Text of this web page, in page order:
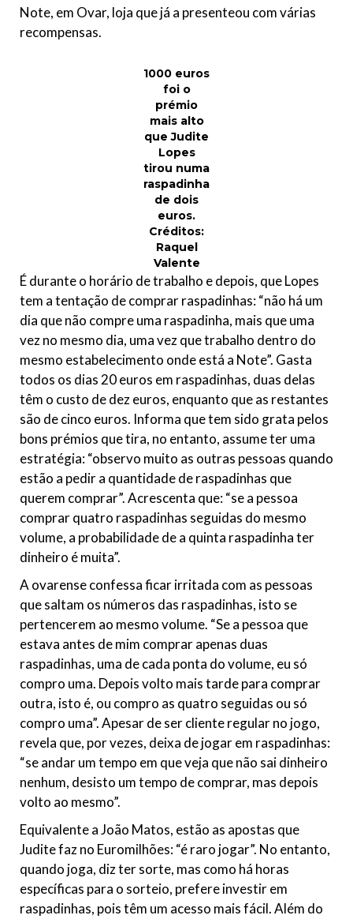
Note, em Ovar, loja que já a presenteou com várias
recompensas.
1000 euros
foi o
prémio
mais alto
que Judite
Lopes
tirou numa
raspadinha
de dois
euros.
Créditos:
Raquel
Valente
É durante o horário de trabalho e depois, que Lopes
tem a tentação de comprar raspadinhas: “não há um
dia que não compre uma raspadinha, mais que uma
vez no mesmo dia, uma vez que trabalho dentro do
mesmo estabelecimento onde está a Note”. Gasta
todos os dias 20 euros em raspadinhas, duas delas
têm o custo de dez euros, enquanto que as restantes
são de cinco euros. Informa que tem sido grata pelos
bons prémios que tira, no entanto, assume ter uma
estratégia: “observo muito as outras pessoas quando
estão a pedir a quantidade de raspadinhas que
querem comprar”. Acrescenta que: “se a pessoa
comprar quatro raspadinhas seguidas do mesmo
volume, a probabilidade de a quinta raspadinha ter
dinheiro é muita”.
A ovarense confessa ficar irritada com as pessoas
que saltam os números das raspadinhas, isto se
pertencerem ao mesmo volume. “Se a pessoa que
estava antes de mim comprar apenas duas
raspadinhas, uma de cada ponta do volume, eu só
compro uma. Depois volto mais tarde para comprar
outra, isto é, ou compro as quatro seguidas ou só
compro uma”. Apesar de ser cliente regular no jogo,
revela que, por vezes, deixa de jogar em raspadinhas:
“se andar um tempo em que veja que não sai dinheiro
nenhum, desisto um tempo de comprar, mas depois
volto ao mesmo”.
Equivalente a João Matos, estão as apostas que
Judite faz no Euromilhões: “é raro jogar”. No entanto,
quando joga, diz ter sorte, mas como há horas
específicas para o sorteio, prefere investir em
raspadinhas, pois têm um acesso mais fácil. Além do